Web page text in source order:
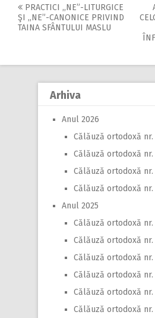
Post
PRACTICI ,,NE”-LITURGICE
ŞI ,,NE”-CANONICE PRIVIND
TAINA SFÂNTULUI MASLU
Arhiva
Anul 2026
Călăuză ortodoxă nr.
Călăuză ortodoxă nr.
Călăuză ortodoxă
Călăuză ortodoxă nr.
Anul 2025
Călăuză ortodoxă
Călăuză ortodoxă nr.
Călăuză ortodoxă nr.
Călăuză ortodoxă
Călăuză ortodoxă nr.
Călăuză ortodoxă nr.